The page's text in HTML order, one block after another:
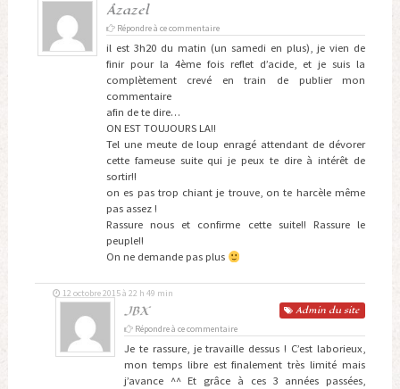
Âzazel
Répondre à ce commentaire
il est 3h20 du matin (un samedi en plus), je vien de
finir pour la 4ème fois reflet d’acide, et je suis la
complètement crevé en train de publier mon
commentaire
afin de te dire…
ON EST TOUJOURS LA!!
Tel une meute de loup enragé attendant de dévorer
cette fameuse suite qui je peux te dire à intérêt de
sortir!!
on es pas trop chiant je trouve, on te harcèle même
pas assez !
Rassure nous et confirme cette suite!! Rassure le
peuple!!
On ne demande pas plus
JBX Admin du site
12 octobre 2015 à 22 h 49 min
Répondre à ce commentaire
Je te rassure, je travaille dessus ! C’est laborieux,
mon temps libre est finalement très limité mais
j’avance ^^ Et grâce à ces 3 années passées,